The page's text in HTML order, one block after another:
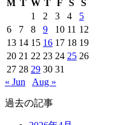
M T W T F S
S
1
2 3 4
5
6
7 8 9 10 11 12
13 14 15 16 17 18 19
20 21 22 23 24 25 26
27 28 29 30 31
« Jun
Aug »
過去の記事